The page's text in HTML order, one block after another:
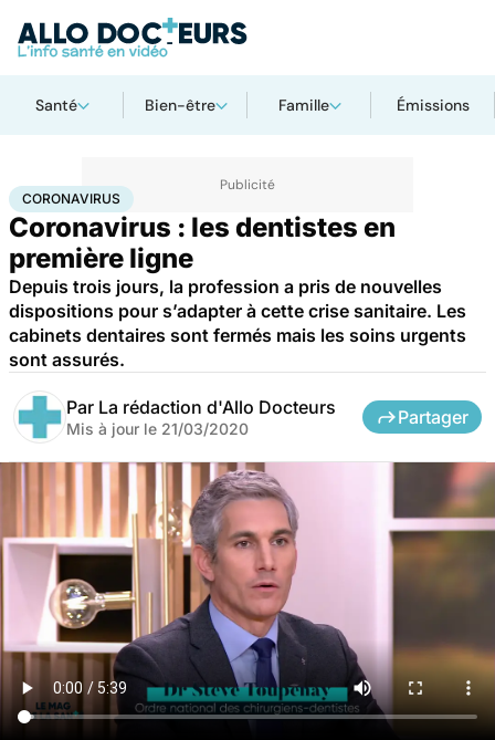
Santé Bien-être Famille Émissions
AccueilSantéMaladies Coronavirus
CORONAVIRUS
Coronavirus : les dentistes en
première ligne
Depuis trois jours, la profession a pris de nouvelles
dispositions pour s’adapter à cette crise sanitaire. Les
cabinets dentaires sont fermés mais les soins urgents
sont assurés.
Par La rédaction d'Allo Docteurs
Mis à jour le 21/03/2020
Partager